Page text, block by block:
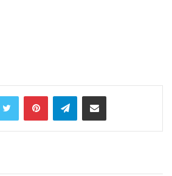
PinterestTelegramShare via Email